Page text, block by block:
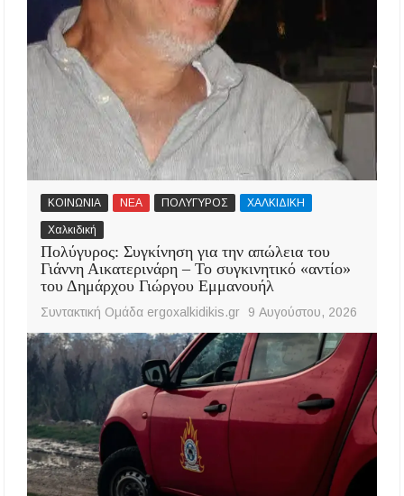
ΚΟΙΝΩΝΙΑ ΝΕΑ ΠΟΛΥΓΥΡΟΣ ΧΑΛΚΙΔΙΚΗ
Χαλκιδική
Πολύγυρος: Συγκίνηση για την απώλεια του
Γιάννη Αικατερινάρη – Το συγκινητικό «αντίο»
του Δημάρχου Γιώργου Εμμανουήλ
Συντακτική Ομάδα ergoxalkidikis.gr 9 Αυγούστου, 2026